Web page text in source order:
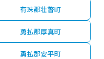
有珠郡壮瞥町
勇払郡厚真町
勇払郡安平町